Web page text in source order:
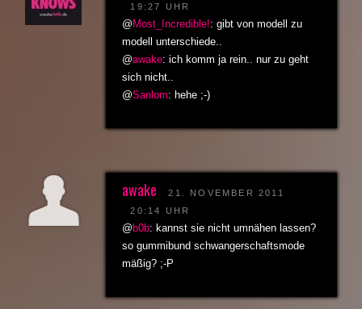
19:27 UHR
@ Most_Incredible!: gibt von modell zu
modell unterschiede..
@awake: ich komm ja rein.. nur zu geht
sich nicht..
@Sanlom: hehe ;-)
awake
21. NOVEMBER 2011
20:14 UHR
@ b0b: kannst sie nicht umnähen lassen?
so gummibund schwangerschaftsmode
mäßig? ;-P